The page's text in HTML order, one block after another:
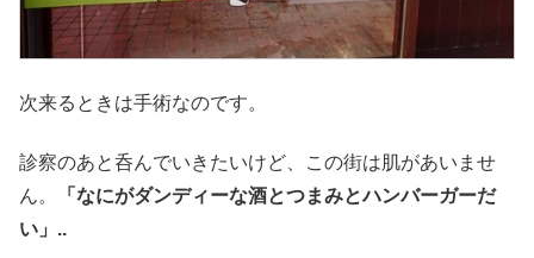
次来るときは手術なのです。
診察のあと呑んでいきたいけど、この街は肌があいませ
ん。
「なにがダンディーな酒とつまみとハンバーガーだ
い」..